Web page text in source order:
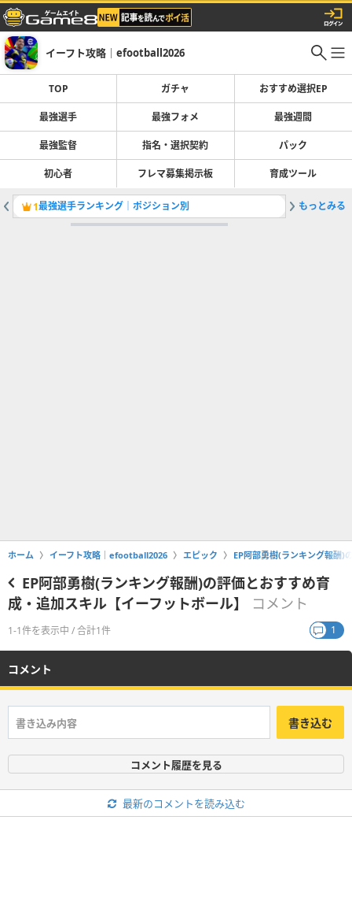
イーフト攻略｜efootball2026
TOP ガチャ おすすめ選択EP
最強選手 最強フォメ 最強週間
最強監督 指名・選択契約 パック
初心者 フレマ募集掲示板 育成ツール
1最強選手ランキング｜ポジション別 2
もっとみる
ホーム イーフト攻略｜efootball2026 エピック EP阿部勇樹(ランキング報酬)
EP阿部勇樹(ランキング報酬)の評価とおすすめ育
成・追加スキル【イーフットボール】
コメント
1-1件を表示中 / 合計1件 1
コメント
書き込む
コメント履歴を見る
最新のコメントを読み込む